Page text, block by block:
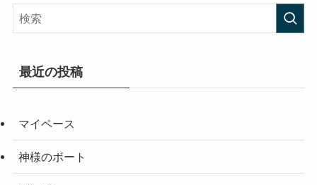
最近の投稿
マイペース
神様のボート